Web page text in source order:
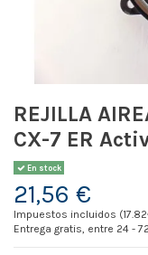
REJILLA
CX-7 ER
En stock
21,56 €
Impuestos incluidos
Entrega gratis, entre 24 -